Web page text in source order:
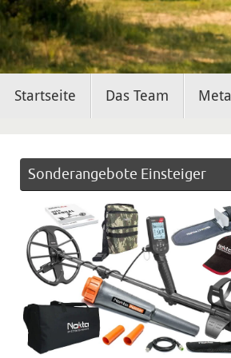
InhaltStartseite Das Team
Sonderangebote Einsteiger